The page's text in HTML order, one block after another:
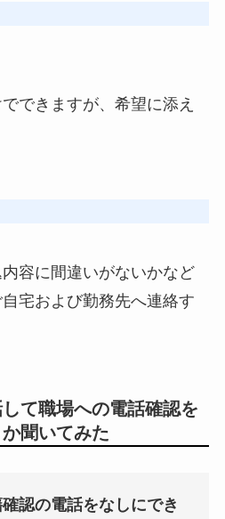
できますが、希望に添え
容に間違いがないかなど
宅および勤務先へ連絡す
て職場への電話確認を
聞いてみた
認の電話をなしにでき